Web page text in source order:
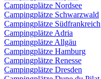
Campingplätze Nordsee
Campingplätze Schwarzwald
Campingplätze Südfrankreich
Campingplätze Adria
Campingplätze Allgäu
Campingplätze Hamburg
Campingplätze Renesse
Campingplätze Dresden